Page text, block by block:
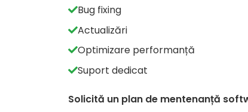
Bug fixing
Actualizări
Optimizare performanță
Suport dedicat
Solicită un plan de mentenanță